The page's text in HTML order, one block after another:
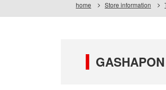
home Store information